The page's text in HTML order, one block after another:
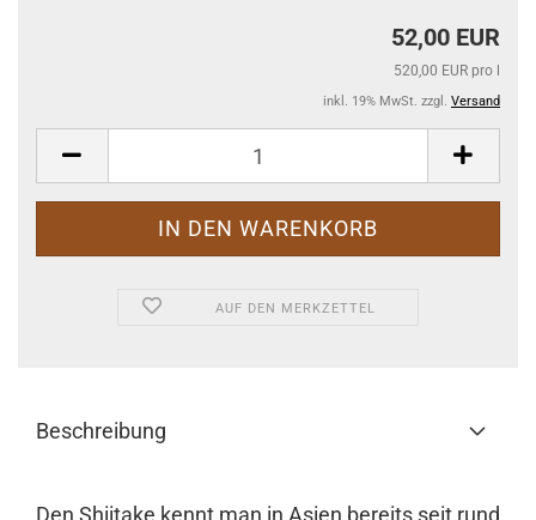
52,00 EUR
520,00 EUR pro l
inkl. 19% MwSt. zzgl. Versand
AUF DEN MERKZETTEL
Beschreibung
Den Shiitake kennt man in Asien bereits seit rund